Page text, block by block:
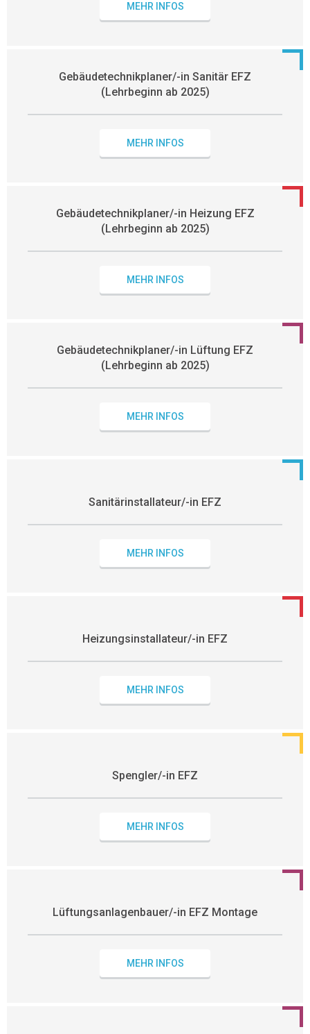
MEHR INFOS
Gebäudetechnikplaner/-in Sanitär EFZ
(Lehrbeginn ab 2025)
MEHR INFOS
Gebäudetechnikplaner/-in Heizung EFZ
(Lehrbeginn ab 2025)
MEHR INFOS
Gebäudetechnikplaner/-in Lüftung EFZ
(Lehrbeginn ab 2025)
MEHR INFOS
Sanitärinstallateur/-in EFZ
MEHR INFOS
Heizungsinstallateur/-in EFZ
MEHR INFOS
Spengler/-in EFZ
MEHR INFOS
Lüftungsanlagenbauer/-in EFZ Montage
MEHR INFOS